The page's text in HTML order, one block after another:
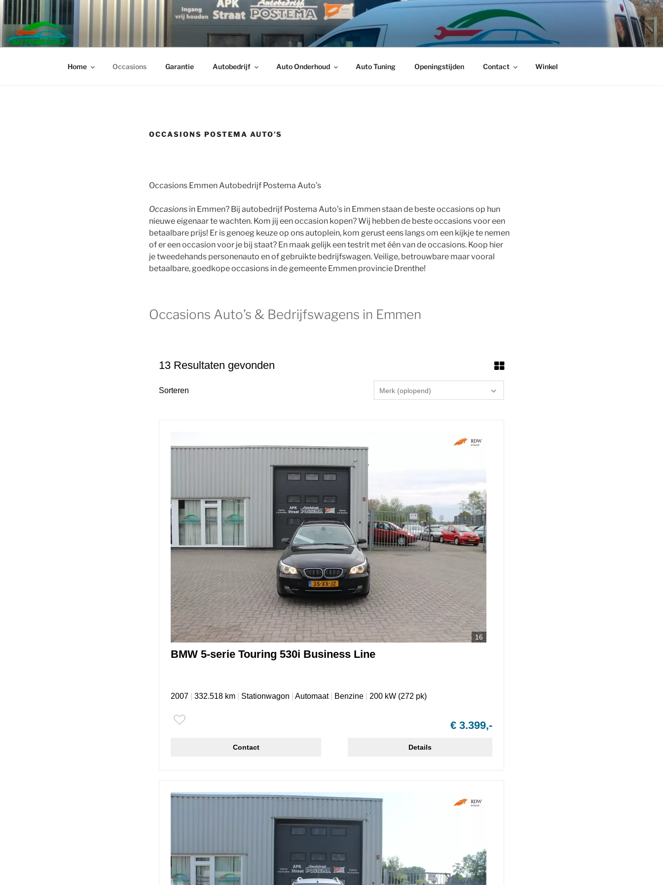
Ga
naar
inhoud
AUTOBEDRIJF POSTEMA AUTO'S EMMEN
✓ Verkoop Auto’s ✓ Ocassions ✓ Bedrijfsauto’s ✓ APK ✓ Onderhoud
Home Occasions Garantie Autobedrijf Auto Onderhoud Auto Tuning Openingstijden Contact Winkel
OCCASIONS POSTEMA AUTO’S
Occasions Emmen Autobedrijf Postema Auto’s
Occasions in Emmen? Bij autobedrijf Postema Auto’s in Emmen staan de beste occasions op hun
nieuwe eigenaar te wachten. Kom jij een occasion kopen? Wij hebben de beste occasions voor een
betaalbare prijs! Er is genoeg keuze op ons autoplein, kom gerust eens langs om een kijkje te nemen
of er een occasion voor je bij staat? En maak gelijk een testrit met één van de occasions. Koop hier
je tweedehands personenauto en of gebruikte bedrijfswagen. Veilige, betrouwbare maar vooral
betaalbare, goedkope occasions in de gemeente Emmen provincie Drenthe!
Occasions Auto’s & Bedrijfswagens in Emmen